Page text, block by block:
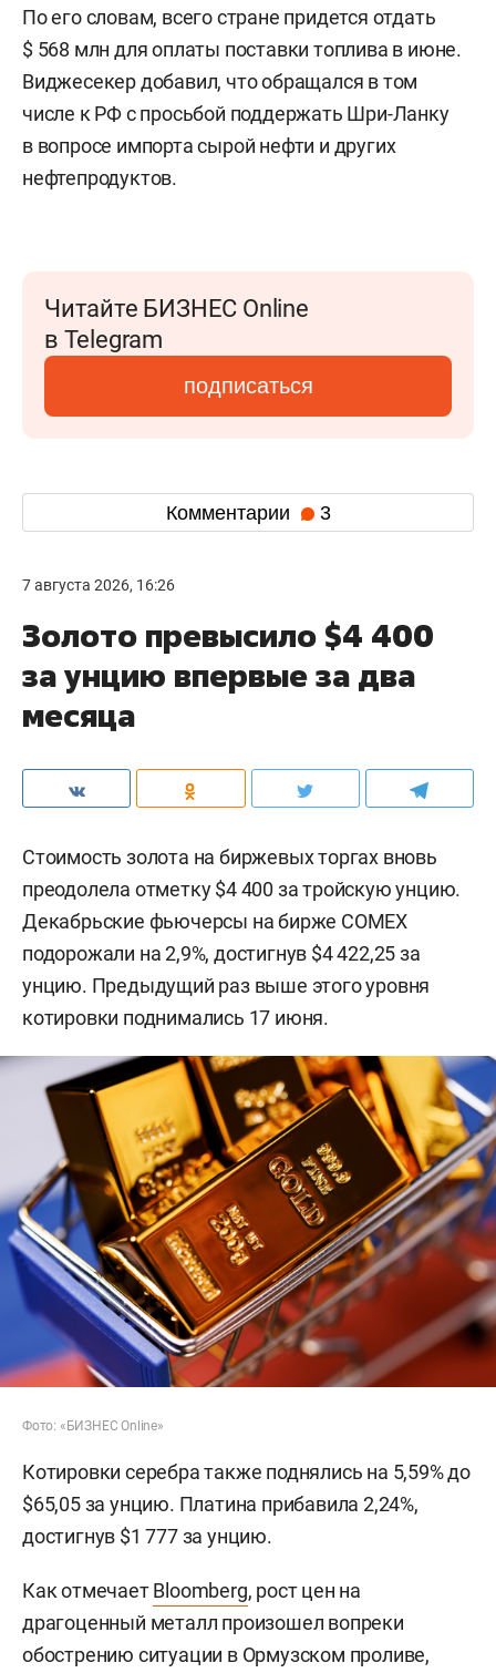
По его словам, всего стране придется отдать
$ 568 млн для оплаты поставки топлива в июне.
Виджесекер добавил, что обращался в том
числе к РФ с просьбой поддержать Шри-Ланку
в вопросе импорта сырой нефти и других
нефтепродуктов.
Читайте БИЗНЕС Online
в Telegram
подписаться
Комментарии 3
7 августа 2026, 16:26
Золото превысило $4 400
за унцию впервые за два
месяца
Стоимость золота на биржевых торгах вновь
преодолела отметку $4 400 за тройскую унцию.
Декабрьские фьючерсы на бирже COMEX
подорожали на 2,9%, достигнув $4 422,25 за
унцию. Предыдущий раз выше этого уровня
котировки поднимались 17 июня.
Фото: «БИЗНЕС Online»
Котировки серебра также поднялись на 5,59% до
$65,05 за унцию. Платина прибавила 2,24%,
достигнув $1 777 за унцию.
Как отмечаетBloomberg, рост цен на
драгоценный металл произошел вопреки
обострению ситуации в Ормузском проливе,